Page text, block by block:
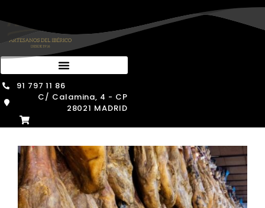
al
contenido
91 797 11 86
C/ Calamina, 4 - CP
28021 MADRID